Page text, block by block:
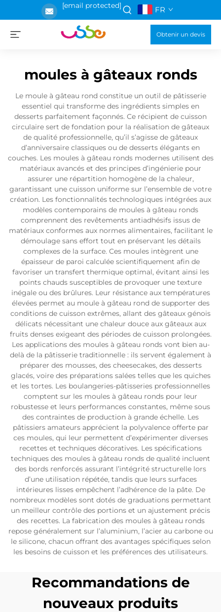
[email protected] FR
Obtenir un devis
moules à gâteaux ronds
Le moule à gâteau rond constitue un outil de pâtisserie
essentiel qui transforme des ingrédients simples en
desserts parfaitement façonnés. Ce récipient de cuisson
circulaire sert de fondation pour la réalisation de gâteaux
de qualité professionnelle, qu’il s’agisse de gâteaux
d’anniversaire classiques ou de desserts élégants en
couches. Les moules à gâteau ronds modernes utilisent des
matériaux avancés et des principes d’ingénierie pour
assurer une répartition homogène de la chaleur,
garantissant une cuisson uniforme sur l’ensemble de votre
création. Les fonctionnalités technologiques intégrées aux
modèles contemporains de moules à gâteau ronds
comprennent des revêtements antiadhésifs issus de
matériaux conformes aux normes alimentaires, facilitant le
démoulage sans effort tout en préservant les détails
complexes de la surface. Ces moules intègrent une
épaisseur de paroi calculée scientifiquement afin de
favoriser un transfert thermique optimal, évitant ainsi les
points chauds susceptibles de provoquer une texture
inégale ou des brûlures. Leur résistance aux températures
élevées permet au moule à gâteau rond de supporter des
conditions de cuisson extrêmes, allant des gâteaux génois
délicats nécessitant une chaleur douce aux gâteaux aux
fruits denses exigeant des périodes de cuisson prolongées.
Les applications des moules à gâteau ronds vont bien au-
delà de la pâtisserie traditionnelle : ils servent également à
préparer des mousses, des cheesecakes, des desserts
glacés, voire des préparations salées telles que les quiches
et les tortes. Les boulangeries-pâtisseries professionnelles
comptent sur les moules à gâteau ronds pour leur
robustesse et leurs performances constantes, même sous
des contraintes de production à grande échelle. Les
pâtissiers amateurs apprécient la polyvalence offerte par
ces moules, qui leur permettent d’expérimenter diverses
recettes et techniques décoratives. Les spécifications
techniques des moules à gâteau ronds de qualité incluent
des bords renforcés assurant l’intégrité structurelle lors
d’une utilisation répétée, tandis que leurs surfaces
intérieures lisses empêchent l’adhérence de la pâte. De
nombreux modèles sont dotés de graduations permettant
un meilleur contrôle des portions et un ajustement précis
des recettes. La fabrication des moules à gâteau ronds
repose généralement sur l’aluminium, l’acier au carbone ou
le silicone, chacun offrant des avantages spécifiques selon
les besoins de cuisson et les préférences des utilisateurs.
Recommandations de
nouveaux produits